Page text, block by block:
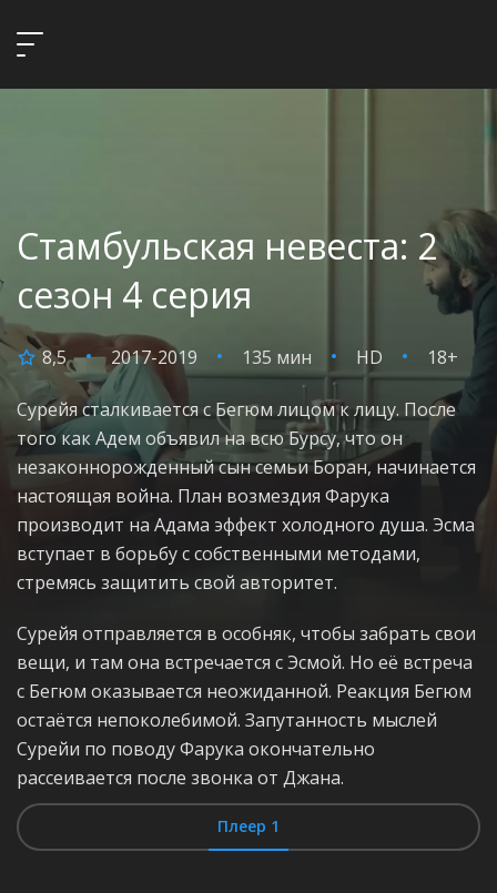
Стамбульская невеста: 2
сезон 4 серия
8,5 2017-2019 135 мин HD 18+
Сурейя сталкивается с Бегюм лицом к лицу. После
того как Адем объявил на всю Бурсу, что он
незаконнорожденный сын семьи Боран, начинается
настоящая война. План возмездия Фарука
производит на Адама эффект холодного душа. Эсма
вступает в борьбу с собственными методами,
стремясь защитить свой авторитет.
Сурейя отправляется в особняк, чтобы забрать свои
вещи, и там она встречается с Эсмой. Но её встреча
с Бегюм оказывается неожиданной. Реакция Бегюм
остаётся непоколебимой. Запутанность мыслей
Сурейи по поводу Фарука окончательно
рассеивается после звонка от Джана.
Плеер 1